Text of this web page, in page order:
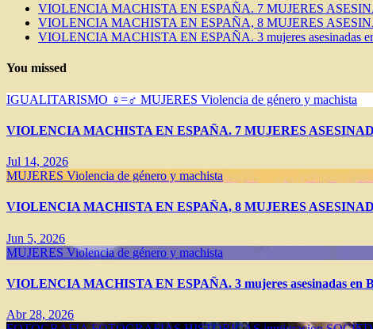
VIOLENCIA MACHISTA EN ESPAÑA. 7 MUJERES
VIOLENCIA MACHISTA EN ESPAÑA, 8 MUJERES
VIOLENCIA MACHISTA EN ESPAÑA. 3 mujeres asesinadas
You missed
IGUALITARISMO ♀=♂ MUJERES Violencia de género y machista
VIOLENCIA MACHISTA EN ESPAÑA. 7 MUJERES
Jul 14, 2026
MUJERES Violencia de género y machista
VIOLENCIA MACHISTA EN ESPAÑA, 8 MUJERES
Jun 5, 2026
MUJERES Violencia de género y machista
VIOLENCIA MACHISTA EN ESPAÑA. 3 mujeres asesinadas en
Abr 28, 2026